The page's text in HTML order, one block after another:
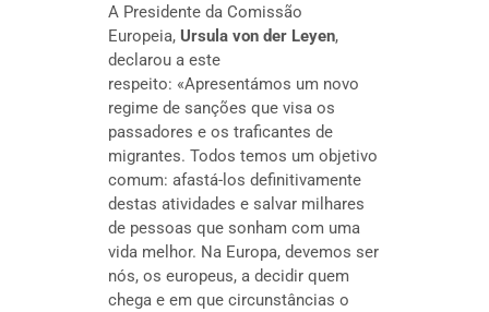
A Presidente da Comissão
Europeia, Ursula von der Leyen,
declarou a este
respeito: «Apresentámos um novo
regime de sanções que visa os
passadores e os traficantes de
migrantes. Todos temos um objetivo
comum: afastá-los definitivamente
destas atividades e salvar milhares
de pessoas que sonham com uma
vida melhor. Na Europa, devemos ser
nós, os europeus, a decidir quem
chega e em que circunstâncias o